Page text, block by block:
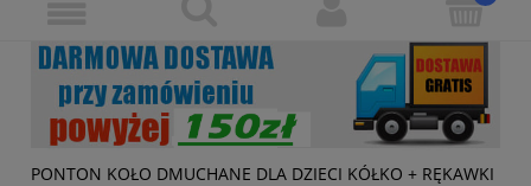
PONTON KOŁO DMUCHANE DLA DZIECI KÓŁKO + RĘKAWKI